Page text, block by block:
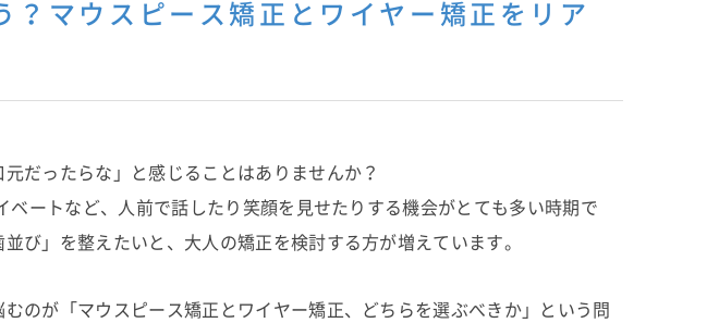
？マウスピース矯正とワイヤー矯正をリア
だったらな」と感じることはありませんか？
ートなど、人前で話したり笑顔を見せたりする機会がとても多い時期で
び」を整えたいと、大人の矯正を検討する方が増えています。
のが「マウスピース矯正とワイヤー矯正、どちらを選ぶべきか」という問